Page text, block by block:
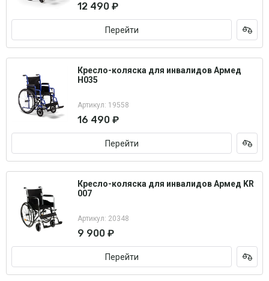
12 490 ₽
Перейти
Кресло-коляска для инвалидов Армед
H035
Артикул: 19558
16 490 ₽
Перейти
Кресло-коляска для инвалидов Армед KR
007
Артикул: 20348
9 900 ₽
Перейти